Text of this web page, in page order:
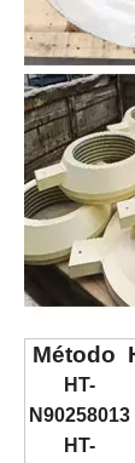
Método
HT-
N90258013
HT-